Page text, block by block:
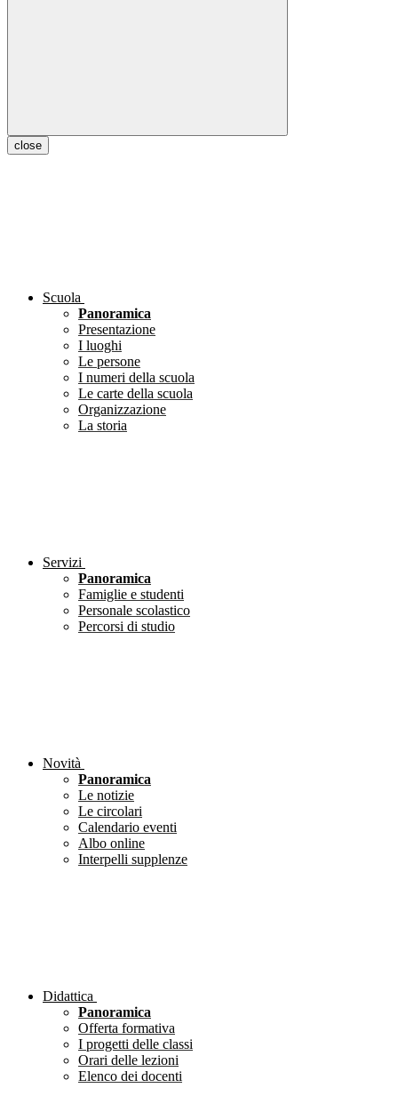
close
Scuola
Panoramica
Presentazione
I luoghi
Le persone
I numeri della scuola
Le carte della scuola
Organizzazione
La storia
Servizi
Panoramica
Famiglie e studenti
Personale scolastico
Percorsi di studio
Novità
Panoramica
Le notizie
Le circolari
Calendario eventi
Albo online
Interpelli supplenze
Didattica
Panoramica
Offerta formativa
I progetti delle classi
Orari delle lezioni
Elenco dei docenti